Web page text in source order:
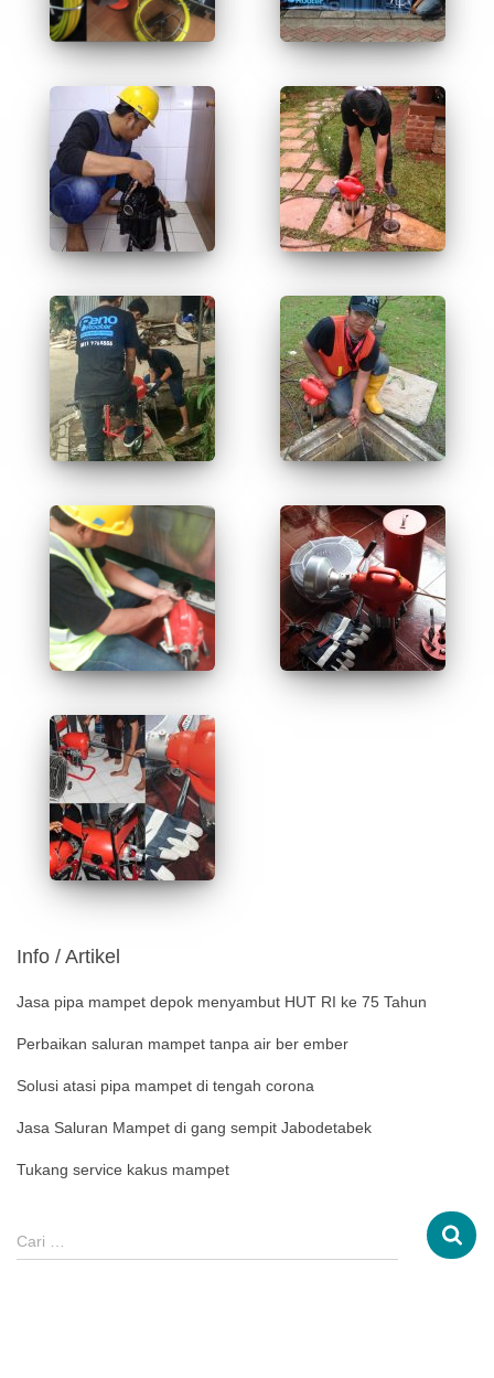
Info / Artikel
Jasa pipa mampet depok menyambut HUT RI ke 75 Tahun
Perbaikan saluran mampet tanpa air ber ember
Solusi atasi pipa mampet di tengah corona
Jasa Saluran Mampet di gang sempit Jabodetabek
Tukang service kakus mampet
Cari …